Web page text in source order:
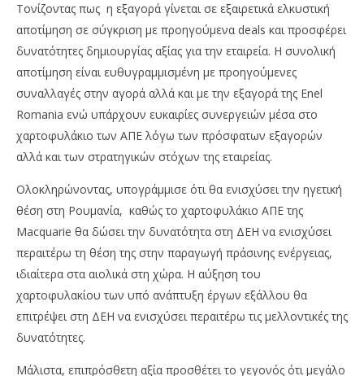
Τονίζοντας πως η εξαγορά γίνεται σε εξαιρετικά ελκυστική
αποτίμηση σε σύγκριση με προηγούμενα deals και προσφέρει
δυνατότητες δημιουργίας αξίας για την εταιρεία. Η συνολική
αποτίμηση είναι ευθυγραμμισμένη με προηγούμενες
συναλλαγές στην αγορά αλλά και με την εξαγορά της Enel
Romania ενώ υπάρχουν ευκαιρίες συνεργειών μέσα στο
χαρτοφυλάκιο των ΑΠΕ λόγω των πρόσφατων εξαγορών
αλλά και των στρατηγικών στόχων της εταιρείας.
Ολοκληρώνοντας, υπογράμμισε ότι θα ενισχύσει την ηγετική
θέση στη Ρουμανία, καθώς το χαρτοφυλάκιο ΑΠΕ της
Macquarie θα δώσει την δυνατότητα στη ΔΕΗ να ενισχύσει
περαιτέρω τη θέση της στην παραγωγή πράσινης ενέργειας,
ιδιαίτερα στα αιολικά στη χώρα. Η αύξηση του
χαρτοφυλακίου των υπό ανάπτυξη έργων εξάλλου θα
επιτρέψει στη ΔΕΗ να ενισχύσει περαιτέρω τις μελλοντικές της
δυνατότητες.
Μάλιστα, επιπρόσθετη αξία προσθέτει το γεγονός ότι μεγάλο